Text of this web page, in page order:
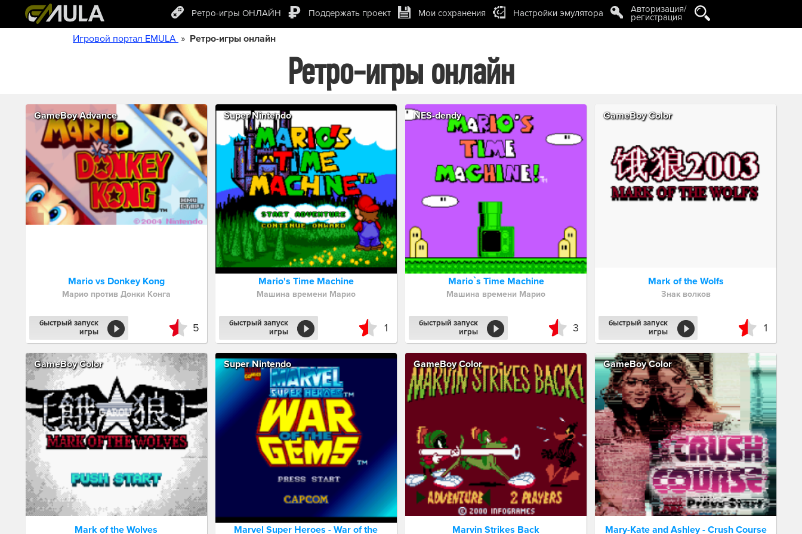
Ретро-игры ОНЛАЙН Поддержать проект Мои сохранения Настройки эмулятора Авторизация/
регистрация
Игровой портал EMULA » Ретро-игры онлайн
Ретро-игры онлайн
GameBoy Advance
Mario vs Donkey Kong
Марио против Донки Конга
быстрый запуск
игры
5
Super Nintendo
Mario's Time Machine
Машина времени Марио
быстрый запуск
игры
1
NES-dendy
Mario`s Time Machine
Машина времени Марио
быстрый запуск
игры
3
GameBoy Color
Mark of the Wolfs
Знак волков
быстрый запуск
игры
1
GameBoy Color
Mark of the Wolves
Super Nintendo
Marvel Super Heroes - War of the
GameBoy Color
Marvin Strikes Back
GameBoy Color
Mary-Kate and Ashley - Crush Course